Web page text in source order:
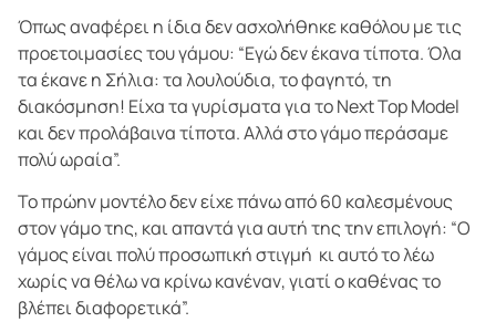
Όπως αναφέρει η ίδια δεν ασχολήθηκε καθόλου με τις
προετοιμασίες του γάμου: “Εγώ δεν έκανα τίποτα. Όλα
τα έκανε η Σήλια: τα λουλούδια, το φαγητό, τη
διακόσμηση! Είχα τα γυρίσματα για το Next Top Model
και δεν προλάβαινα τίποτα. Αλλά στο γάμο περάσαμε
πολύ ωραία”.
Το πρώην μοντέλο δεν είχε πάνω από 60 καλεσμένους
στον γάμο της, και απαντά για αυτή της την επιλογή: “Ο
γάμος είναι πολύ προσωπική στιγμή κι αυτό το λέω
χωρίς να θέλω να κρίνω κανέναν, γιατί ο καθένας το
βλέπει διαφορετικά”.